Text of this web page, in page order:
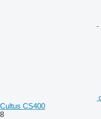
Cultus CS400
8